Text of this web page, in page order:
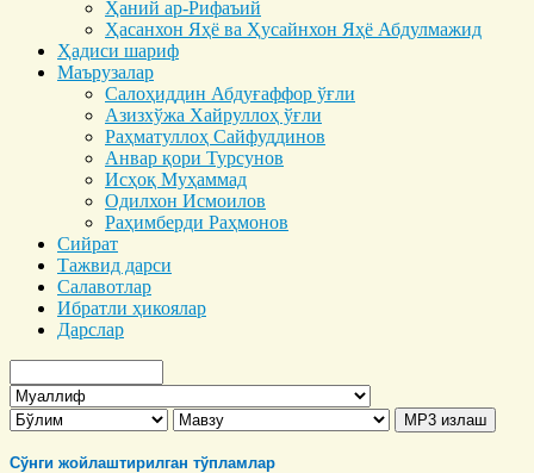
Ҳаний ар-Рифаъий
Ҳасанхон Яҳё ва Ҳусайнхон Яҳё Абдулмажид
Ҳадиси шариф
Маърузалар
Салоҳиддин Абдуғаффор ўғли
Азизхўжа Хайруллоҳ ўғли
Раҳматуллоҳ Сайфуддинов
Анвар қори Турсунов
Исҳоқ Муҳаммад
Одилхон Исмоилов
Раҳимберди Раҳмонов
Сийрат
Тажвид дарси
Салавотлар
Ибратли ҳикоялар
Дарслар
Сўнги жойлаштирилган тўпламлар